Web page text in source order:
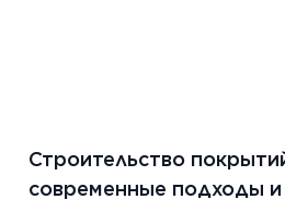
Строительство
современные подходы и